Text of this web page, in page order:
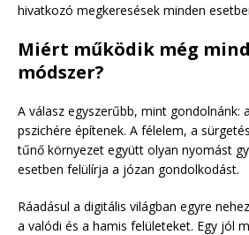
hivatkozó megkeresések minden
Miért működik még
módszer?
A válasz egyszerűbb, mint gondolnánk:
pszichére építenek. A félelem, a
tűnő környezet együtt olyan nyomást
esetben felülírja a józan gondolkodást.
Ráadásul a digitális világban egyre
a valódi és a hamis felületeket. Egy jól